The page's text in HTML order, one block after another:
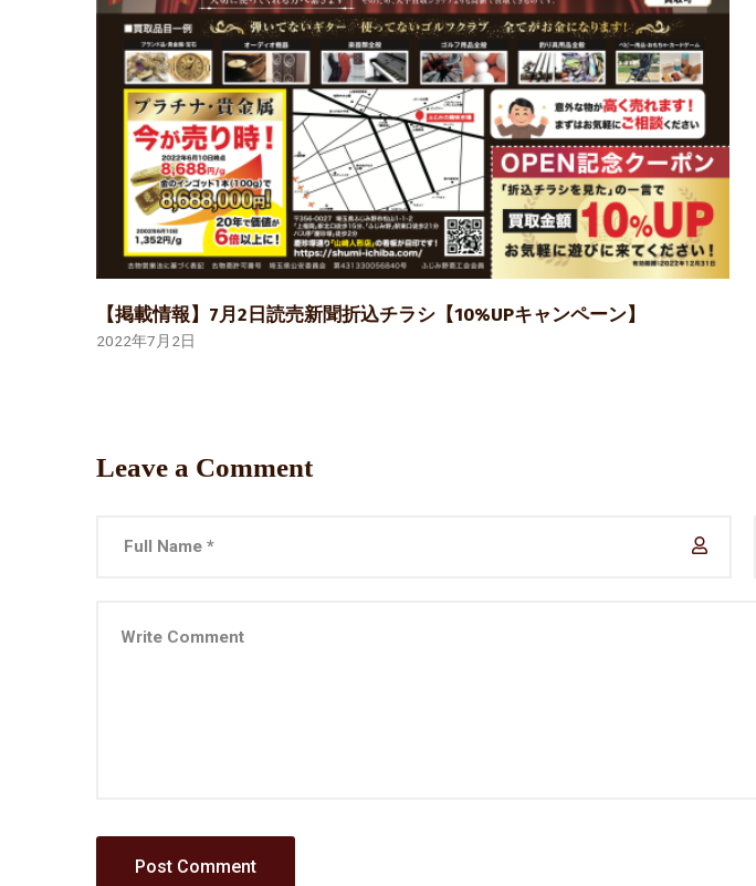
【掲載情報】7月2日読売新聞折込チラシ【10%UPキャンペーン】
2022年7月2日
Leave a Comment